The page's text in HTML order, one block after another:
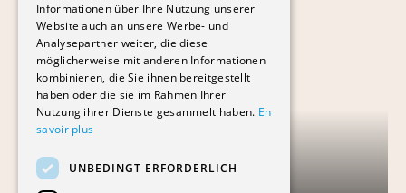
Informationen über Ihre Nutzung unserer
Website auch an unsere Werbe- und
Analysepartner weiter, die diese
möglicherweise mit anderen Informationen
kombinieren, die Sie ihnen bereitgestellt
haben oder die sie im Rahmen Ihrer
Nutzung ihrer Dienste gesammelt haben. En
savoir plus
UNBEDINGT ERFORDERLICH